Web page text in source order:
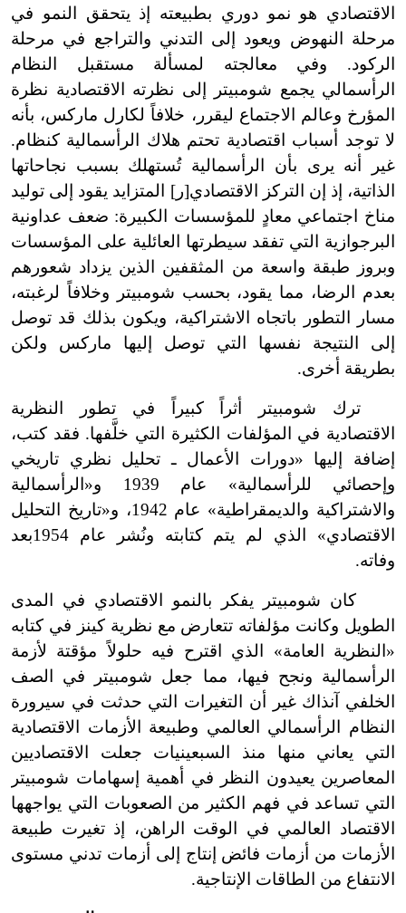
الاقتصادي هو نمو دوري بطبيعته إذ يتحقق النمو في
مرحلة النهوض ويعود إلى التدني والتراجع في مرحلة
الركود. وفي معالجته لمسألة مستقبل النظام
الرأسمالي يجمع شومبيتر إلى نظرته الاقتصادية نظرة
المؤرخ وعالم الاجتماع ليقرر، خلافاً لكارل ماركس، بأنه
لا توجد أسباب اقتصادية تحتم هلاك الرأسمالية كنظام.
غير أنه يرى بأن الرأسمالية تُستهلك بسبب نجاحاتها
الذاتية، إذ إن التركز الاقتصادي[ر] المتزايد يقود إلى توليد
مناخ اجتماعي معادٍ للمؤسسات الكبيرة: ضعف عداونية
البرجوازية التي تفقد سيطرتها العائلية على المؤسسات
وبروز طبقة واسعة من المثقفين الذين يزداد شعورهم
بعدم الرضا، مما يقود، بحسب شومبيتر وخلافاً لرغبته،
مسار التطور باتجاه الاشتراكية، ويكون بذلك قد توصل
إلى النتيجة نفسها التي توصل إليها ماركس ولكن
بطريقة أخرى.
ترك شومبيتر أثراً كبيراً في تطور النظرية
الاقتصادية في المؤلفات الكثيرة التي خلَّفها. فقد كتب،
إضافة إليها «دورات الأعمال ـ تحليل نظري تاريخي
وإحصائي للرأسمالية» عام 1939 و«الرأسمالية
والاشتراكية والديمقراطية» عام 1942، و«تاريخ التحليل
الاقتصادي» الذي لم يتم كتابته ونُشر عام 1954
بعد
وفاته.
كان شومبيتر يفكر بالنمو الاقتصادي في المدى
الطويل وكانت مؤلفاته تتعارض مع نظرية كينز في كتابه
«النظرية العامة» الذي اقترح فيه حلولاً مؤقتة لأزمة
الرأسمالية ونجح فيها، مما جعل شومبيتر في الصف
الخلفي آنذاك غير أن التغيرات التي حدثت في سيرورة
النظام الرأسمالي العالمي وطبيعة الأزمات الاقتصادية
التي يعاني منها منذ السبعينيات جعلت الاقتصاديين
المعاصرين يعيدون النظر في أهمية إسهامات شومبيتر
التي تساعد في فهم الكثير من الصعوبات التي يواجهها
الاقتصاد العالمي في الوقت الراهن، إذ تغيرت طبيعة
الأزمات من أزمات فائض إنتاج إلى أزمات تدني مستوى
الانتفاع من الطاقات الإنتاجية.